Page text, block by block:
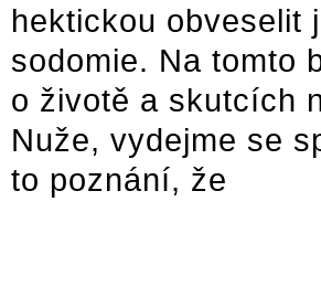
hektickou obveselit
sodomie. Na tomto
o životě a skutcích
Nuže, vydejme se
to poznání, že